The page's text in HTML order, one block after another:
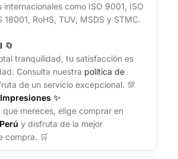
como ISO 9001, ISO
18001, RoHS, TUV, MSDS y STMC.
🔄
tranquilidad, tu satisfacción es
Consulta nuestra política de
de un servicio excepcional. 💯
✨
que mereces, elige comprar en
y disfruta de la mejor
compra. 🛒